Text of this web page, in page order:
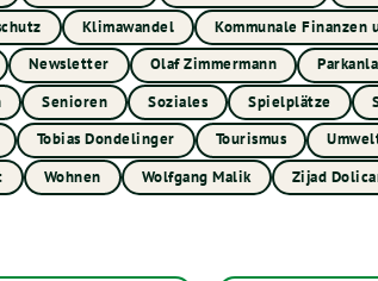
Klimawandel Kommunale Finanzen
Newsletter Olaf Zimmermann
Senioren Soziales Spielplätze
Tobias Dondelinger Tourismus
Wohnen Wolfgang Malik Zijad